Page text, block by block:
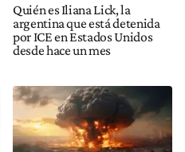
Quién es Iliana Lick, la
argentina que está detenida
por ICE en Estados Unidos
desde hace un mes